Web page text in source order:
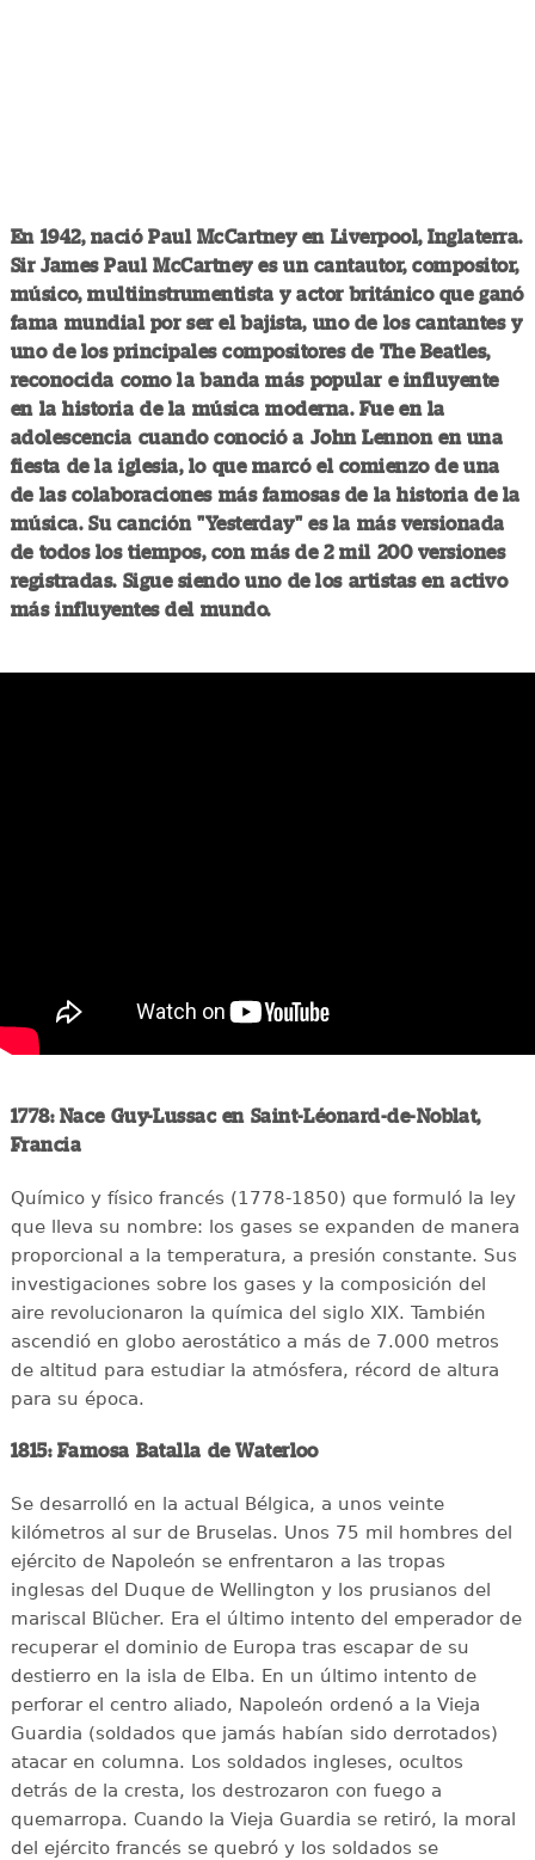
En 1942, nació Paul McCartney en Liverpool, Inglaterra.
Sir James Paul McCartney es un cantautor, compositor,
músico, multiinstrumentista y actor británico que ganó
fama mundial por ser el bajista, uno de los cantantes y
uno de los principales compositores de The Beatles,
reconocida como la banda más popular e influyente
en la historia de la música moderna. Fue en la
adolescencia cuando conoció a John Lennon en una
fiesta de la iglesia, lo que marcó el comienzo de una
de las colaboraciones más famosas de la historia de la
música. Su canción "Yesterday" es la más versionada
de todos los tiempos, con más de 2 mil 200 versiones
registradas. Sigue siendo uno de los artistas en activo
más influyentes del mundo.
1778: Nace Guy-Lussac en Saint-Léonard-de-Noblat,
Francia
Químico y físico francés (1778-1850) que formuló la ley
que lleva su nombre: los gases se expanden de manera
proporcional a la temperatura, a presión constante. Sus
investigaciones sobre los gases y la composición del
aire revolucionaron la química del siglo XIX. También
ascendió en globo aerostático a más de 7.000 metros
de altitud para estudiar la atmósfera, récord de altura
para su época.
1815: Famosa Batalla de Waterloo
Se desarrolló en la actual Bélgica, a unos veinte
kilómetros al sur de Bruselas. Unos 75 mil hombres del
ejército de Napoleón se enfrentaron a las tropas
inglesas del Duque de Wellington y los prusianos del
mariscal Blücher. Era el último intento del emperador de
recuperar el dominio de Europa tras escapar de su
destierro en la isla de Elba. En un último intento de
perforar el centro aliado, Napoleón ordenó a la Vieja
Guardia (soldados que jamás habían sido derrotados)
atacar en columna. Los soldados ingleses, ocultos
detrás de la cresta, los destrozaron con fuego a
quemarropa. Cuando la Vieja Guardia se retiró, la moral
del ejército francés se quebró y los soldados se